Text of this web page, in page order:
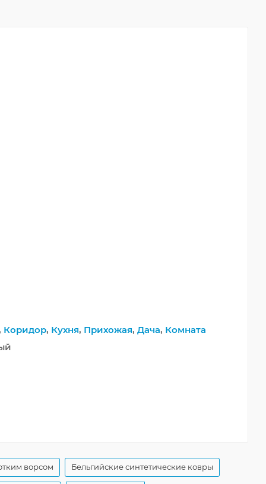
Коридор, Кухня, Прихожая, Дача, Комната
ворсом Бельгийские синтетические ковры